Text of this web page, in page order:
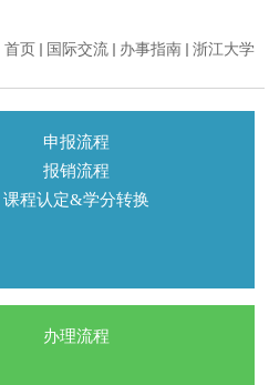
首页 国际交流 办事指南 浙江大学
申报流程
报销流程
课程认定&学分转换
办理流程